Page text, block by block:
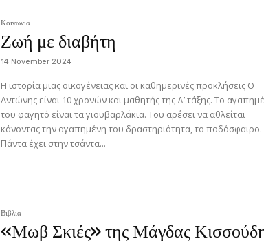
Κοινωνια
Ζωή με διαβήτη
14 November 2024
Η ιστορία μιας οικογένειας και οι καθημερινές προκλήσεις Ο
Αντώνης είναι 10 χρονών και μαθητής της Δ’ τάξης. Το
του φαγητό είναι τα γιουβαρλάκια. Του αρέσει να αθλείται
κάνοντας την αγαπημένη του δραστηριότητα, το ποδόσφαιρο.
Πάντα έχει στην τσάντα...
Βιβλια
«Μωβ Σκιές» της Μάγδας